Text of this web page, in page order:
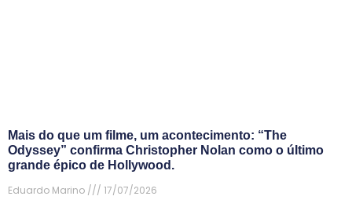
Mais do que um filme, um acontecimento: “The
Odyssey” confirma Christopher Nolan como o último
grande épico de Hollywood.
Eduardo Marino
17/07/2026